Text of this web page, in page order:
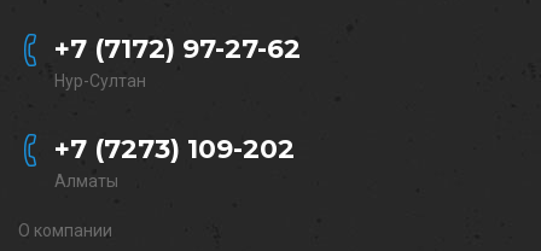
+7 (7172) 97-27-62
Нур-Султан
+7 (7273) 109-202
Алматы
О компании